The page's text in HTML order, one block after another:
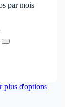
par mois
plus d'options